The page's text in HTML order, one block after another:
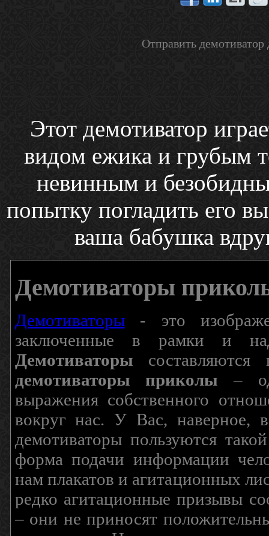
Отправить
Этот демотиватор
видом ежика и грубым
невинным и
попытку погладить его
ваша бабушка
Демотиваторы
Демотиваторы- это
заключенные в рамки и
Демотиваторы составляются
демотиваторы приколы –
выражения собственного
вокруг нас. У Вас, наверное,
демотиваторы пользуются
форма подачи информации
нам плакатов и агитационных
редко агитационные призывы
– они не приносят